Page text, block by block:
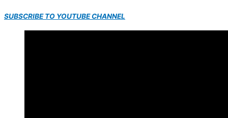
SUBSCRIBE TO YOUTUBE CHANNEL